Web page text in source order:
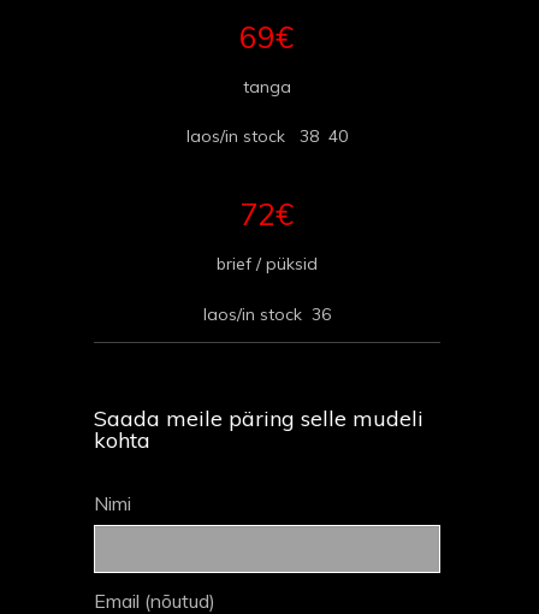
69€
tanga
laos/in stock 38 40
72€
brief / püksid
laos/in stock 36
Saada meile päring selle mudeli
kohta
Nimi
Email (nõutud)